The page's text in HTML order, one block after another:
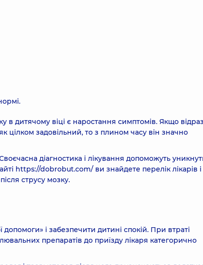
дитячому віці є наростання симптомів. Якщо
цілком задовільний, то з плином часу він значно
діагностика і лікування допоможуть
https://dobrobut.com/ ви знайдете перелік лікарів і
струсу мозку.
і забезпечити дитині спокій. При втраті
препаратів до приїзду лікаря категорично